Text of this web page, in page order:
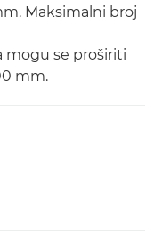
Maksimalni broj
mogu se proširiti
mm.